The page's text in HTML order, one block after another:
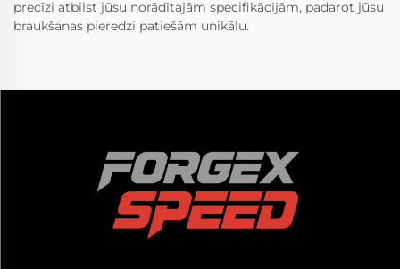
precīzi atbilst jūsu norādītajām specifikācijām, padarot jūsu
braukšanas pieredzi patiešām unikālu.